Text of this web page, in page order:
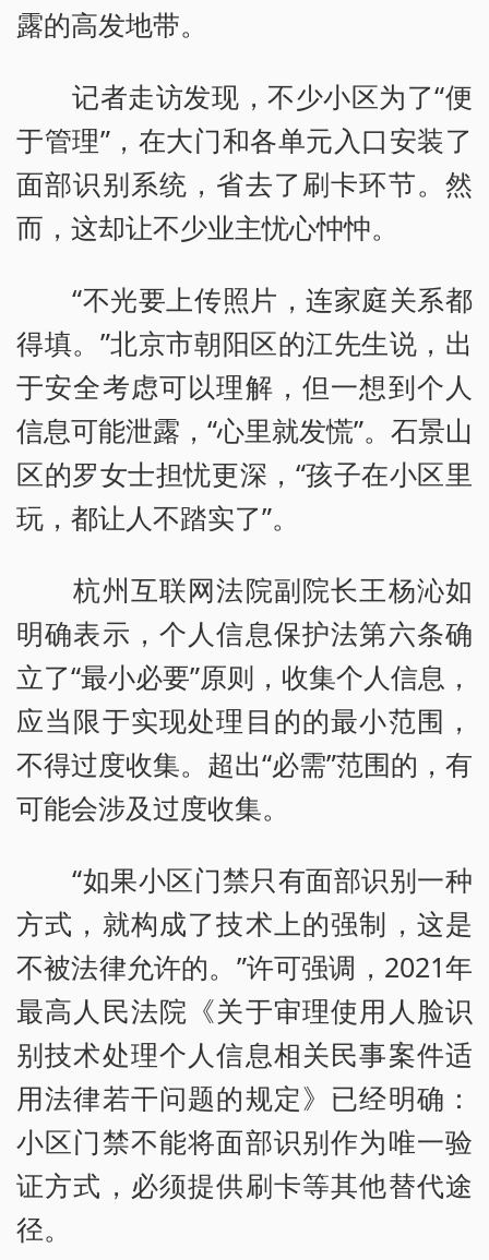
露的高发地带。
记者走访发现，不少小区为了“便
于管理”，在大门和各单元入口安装了
面部识别系统，省去了刷卡环节。然
而，这却让不少业主忧心忡忡。
“不光要上传照片，连家庭关系都
得填。”北京市朝阳区的江先生说，出
于安全考虑可以理解，但一想到个人
信息可能泄露，“心里就发慌”。石景山
区的罗女士担忧更深，“孩子在小区里
玩，都让人不踏实了”。
杭州互联网法院副院长王杨沁如
明确表示，个人信息保护法第六条确
立了“最小必要”原则，收集个人信息，
应当限于实现处理目的的最小范围，
不得过度收集。超出“必需”范围的，有
可能会涉及过度收集。
“如果小区门禁只有面部识别一种
方式，就构成了技术上的强制，这是
不被法律允许的。”许可强调，2021年
最高人民法院《关于审理使用人脸识
别技术处理个人信息相关民事案件适
用法律若干问题的规定》已经明确：
小区门禁不能将面部识别作为唯一验
证方式，必须提供刷卡等其他替代途
径。